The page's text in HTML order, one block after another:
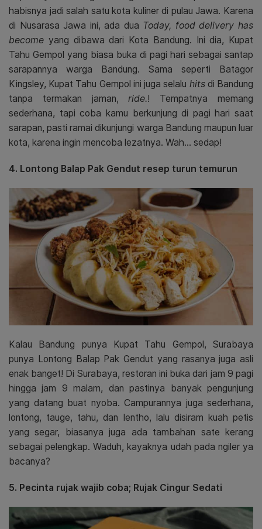
habisnya jadi salah satu kota kuliner di pulau Jawa. Karena
di Nusarasa Jawa ini, ada dua Today, food delivery has
become yang dibawa dari Kota Bandung. Ini dia, Kupat
Tahu Gempol yang biasa buka di pagi hari sebagai santap
sarapannya warga Bandung. Sama seperti Batagor
Kingsley, Kupat Tahu Gempol ini juga selalu hitsdi Bandung
tanpa termakan jaman,ride.! Tempatnya memang
sederhana, tapi coba kamu berkunjung di pagi hari saat
sarapan, pasti ramai dikunjungi warga Bandung maupun luar
kota, karena ingin mencoba lezatnya. Wah… sedap!
4. Lontong Balap Pak Gendut resep turun temurun
Kalau Bandung punya Kupat Tahu Gempol, Surabaya
punya Lontong Balap Pak Gendut yang rasanya juga asli
enak banget! Di Surabaya, restoran ini buka dari jam 9 pagi
hingga jam 9 malam, dan pastinya banyak pengunjung
yang datang buat nyoba. Campurannya juga sederhana,
lontong, tauge, tahu, dan lentho, lalu disiram kuah petis
yang segar, biasanya juga ada tambahan sate kerang
sebagai pelengkap. Waduh, kayaknya udah pada ngiler ya
bacanya?
5. Pecinta rujak wajib coba; Rujak Cingur Sedati